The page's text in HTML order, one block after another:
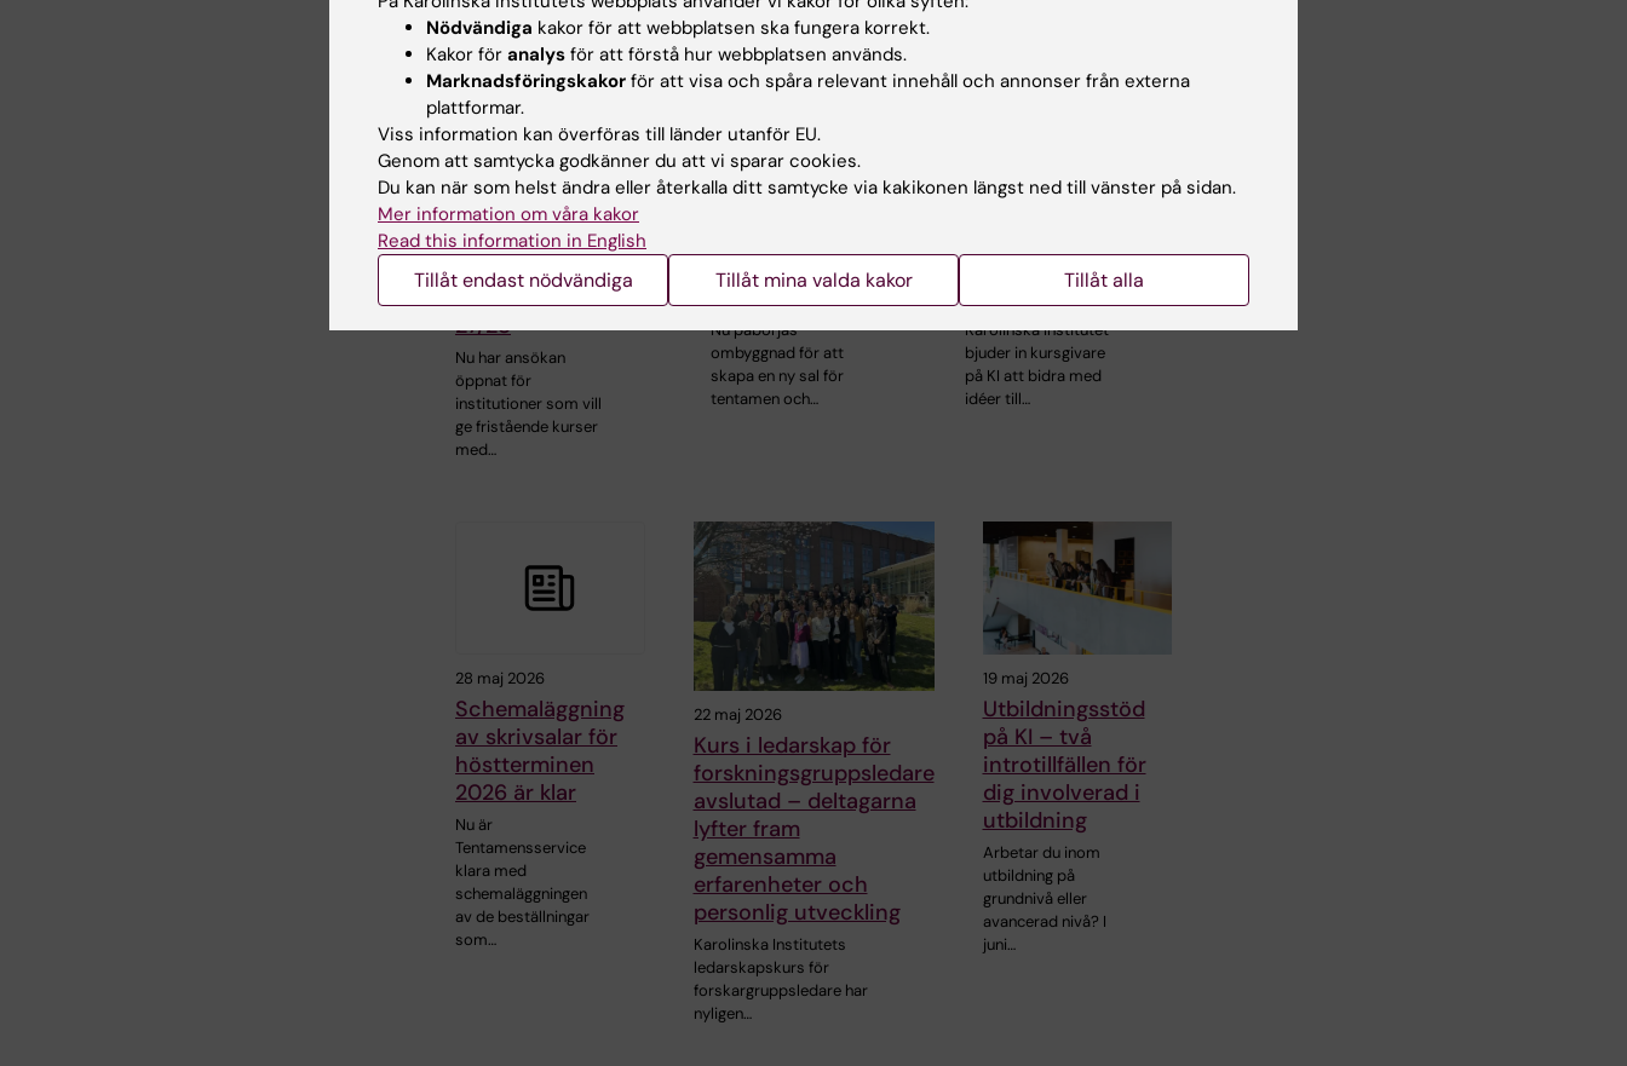
10 jun 2026
Utlysning! Ansökan
om fristående
kurstillfälle läsåret
27/28
Nu har ansökan
öppnat för
institutioner som vill
ge fristående kurser
med…
förbereds i
Scheelelaboratoriet
Nu påbörjas
ombyggnad för att
skapa en ny sal för
tentamen och…
KI:s nya korta kurser
för yrkesverksamma
Karolinska Institutet
bjuder in kursgivare
på KI att bidra med
idéer till…
28 maj 2026
Schemaläggning
av skrivsalar för
höstterminen
2026 är klar
Nu är
Tentamensservice
klara med
schemaläggningen
av de beställningar
som…
22 maj 2026
Kurs i ledarskap för
forskningsgruppsledare
avslutad – deltagarna
lyfter fram
gemensamma
erfarenheter och
personlig utveckling
Karolinska Institutets
ledarskapskurs för
forskargruppsledare har
nyligen…
19 maj 2026
Utbildningsstöd
på KI – två
introtillfällen för
dig involverad i
utbildning
Arbetar du inom
utbildning på
grundnivå eller
avancerad nivå? I
juni…
Nödvändiga kakor för att webbplatsen ska fungera korrekt.
Kakor för analys för att förstå hur webbplatsen används.
Marknadsföringskakor för att visa och spåra relevant innehåll och annonser från externa
plattformar.
Viss information kan överföras till länder utanför EU.
Genom att samtycka godkänner du att vi sparar cookies.
Du kan när som helst ändra eller återkalla ditt samtycke via kakikonen längst ned till vänster på sidan.
Mer information om våra kakor
Read this information in English
Tillåt endast nödvändiga Tillåt mina valda kakor Tillåt alla